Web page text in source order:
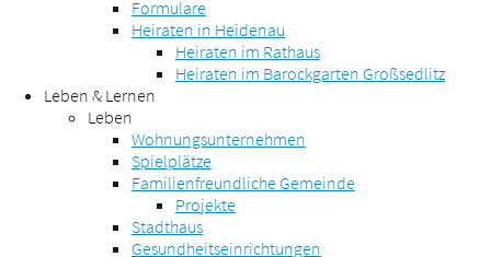
Formulare
Heiraten in Heidenau
Heiraten im Rathaus
Heiraten im Barockgarten Großsedlitz
Leben & Lernen
Leben
Wohnungsunternehmen
Spielplätze
Familienfreundliche Gemeinde
Projekte
Stadthaus
Gesundheitseinrichtungen